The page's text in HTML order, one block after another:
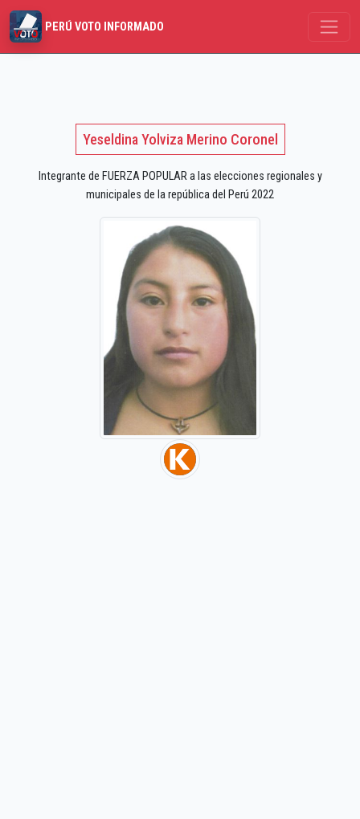
PERÚ VOTO INFORMADO
Yeseldina Yolviza Merino Coronel
Integrante de FUERZA POPULAR a las elecciones regionales y
municipales de la república del Perú 2022